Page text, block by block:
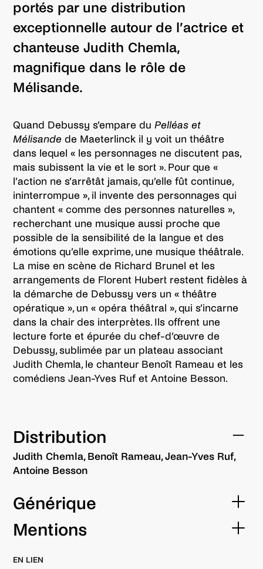
portés par une distribution
exceptionnelle autour de l’actrice et
chanteuse Judith Chemla,
magnifique dans le rôle de
Mélisande.
Quand Debussy s’empare duPelléas et
Mélisande de Maeterlinck il y voit un théâtre
dans lequel « les personnages ne discutent pas,
mais subissent la vie et le sort ». Pour que «
l’action ne s’arrêtât jamais, qu’elle fût continue,
ininterrompue », il invente des personnages qui
chantent « comme des personnes naturelles »,
recherchant une musique aussi proche que
possible de la sensibilité de la langue et des
émotions qu’elle exprime, une musique théâtrale.
La mise en scène de Richard Brunel et les
arrangements de Florent Hubert restent fidèles à
la démarche de Debussy vers un « théâtre
opératique », un « opéra théâtral », qui s’incarne
dans la chair des interprètes. Ils offrent une
lecture forte et épurée du chef-d’œuvre de
Debussy, sublimée par un plateau associant
Judith Chemla, le chanteur Benoît Rameau et les
comédiens Jean-Yves Ruf et Antoine Besson.
Distribution
Judith Chemla, Benoît Rameau, Jean-Yves Ruf,
Antoine Besson
Générique
percussion
Yi-Ping Yang
harpe
Mentions
EN LIEN